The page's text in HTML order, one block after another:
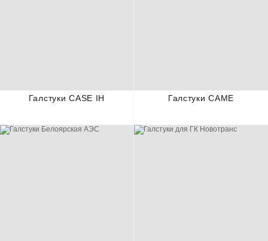
Галстуки CASE IH Галстуки CAME